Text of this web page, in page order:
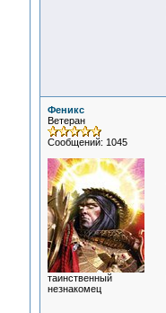
Феникс
Ветеран
Сообщений: 1045
таинственный
незнакомец